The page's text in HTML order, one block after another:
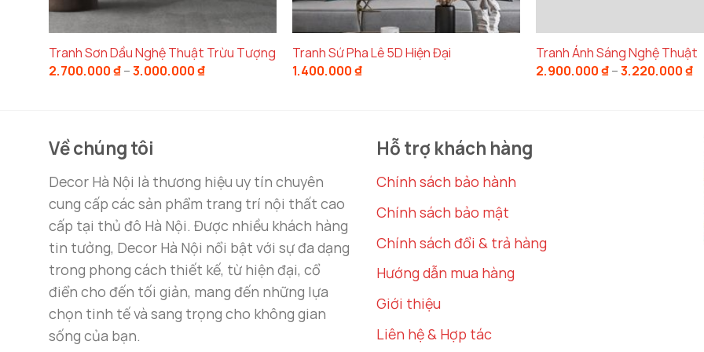
Tranh trang trí hành lang lối đi trang trí đẹp
Thiết kế tinh tế và phù hợp với không gian lối đi
Tranh trang trí hành lang lối đi khổ dọctừ Decor Hà Nộiđược thiết kế đặc biệt để phù hợp với
các khu vực cần sự tinh tế và độc đáo. Với những kích thước đa dạng như
được chọn lựa sao cho phù hợp với diện tích không gian của bạn. Bức tranh sẽ tạo ra một điểm
sinh động và ấn tượng hơn.
Bằng cách sử dụngtranh treo tường nghệ thuật
có khổ dọc, bạn sẽ tận dụng được chiều cao của
mở rộng hơn mà không làm mất đi sự tinh tế. Đặc biệt, việc sử dụng tranh có thiết kế hiện đại và
nhưng không quá phô trương, phù hợp với nhiều phong cách trang trí nội thất.
Tranh Sơn Dầu Nghệ Thuật Trừu Tượng
2.700.000₫–3.000.000₫Khoảng
Tranh Sứ Pha Lê 5D Hiện Đại
1.400.000₫
Tranh Ánh Sáng Nghệ Thuật
2.900.000₫–3.220.000₫
Về chúng tôi
Decor Hà Nội là thương hiệu uy tín chuyên
cung cấp các sản phẩm trang trí nội thất cao
cấp tại thủ đô Hà Nội. Được nhiều khách hàng
tin tưởng, Decor Hà Nội nổi bật với sự đa dạng
trong phong cách thiết kế, từ hiện đại, cổ
điển cho đến tối giản, mang đến những lựa
chọn tinh tế và sang trọng cho không gian
sống của bạn.
Hỗ trợ khách hàng
Chính sách bảo hành
Chính sách bảo mật
Chính sách đổi & trả hàng
Hướng dẫn mua hàng
Giới thiệu
Liên hệ & Hợp tác